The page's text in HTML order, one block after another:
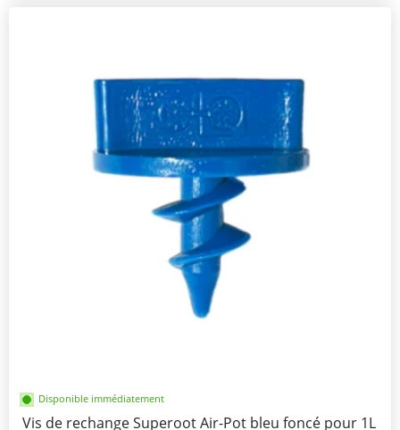
Disponible immédiatement
Vis de rechange Superoot Air-Pot bleu foncé pour 1L